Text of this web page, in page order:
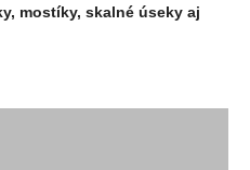
mostíky, skalné úseky aj